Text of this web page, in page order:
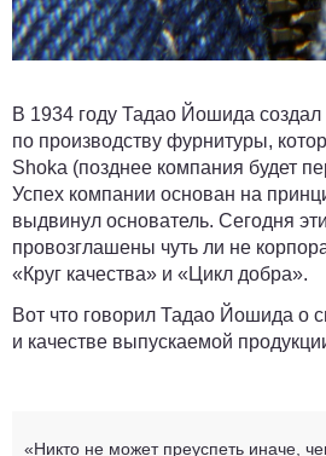
В 1934 году Тадао Йошида
по производству фурнитуры,
Shoka (позднее компания будет
Успех компании основан на
выдвинул основатель. Сегодня
провозглашены чуть ли не
«Круг качества» и «Цикл добра».
Вот что говорил Тадао Йошида о
и качестве выпускаемой
«Никто не может преуспеть иначе,